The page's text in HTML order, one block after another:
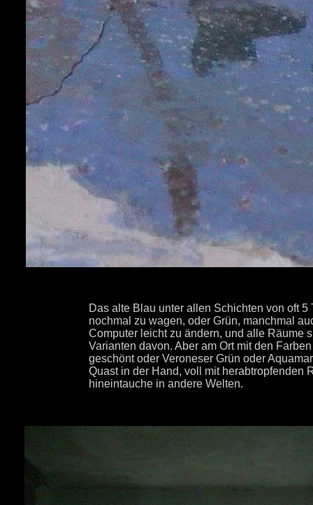
Das alte Blau unter allen Schichten von oft
nochmal zu wagen, oder Grün, manchmal
Computer leicht zu ändern, und alle Räume
Varianten davon. Aber am Ort mit den
geschönt oder Veroneser Grün oder
Quast in der Hand, voll mit herabtropfenden
hineintauche in andere Welten.